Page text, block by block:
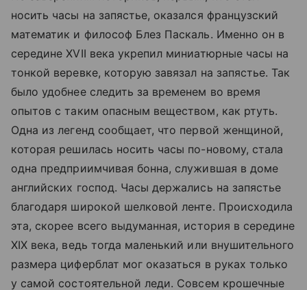
носить часы на запястье, оказался французский
математик и философ Блез Паскаль. Именно он в
середине XVII века укрепил миниатюрные часы на
тонкой веревке, которую завязал на запястье. Так
было удобнее следить за временем во время
опытов с таким опасным веществом, как ртуть.
Одна из легенд сообщает, что первой женщиной,
которая решилась носить часы по-новому, стала
одна предприимчивая бонна, служившая в доме
английских господ. Часы держались на запястье
благодаря широкой шелковой ленте. Происходила
эта, скорее всего выдуманная, история в середине
XIX века, ведь тогда маленький или внушительного
размера циферблат мог оказаться в руках только
у самой состоятельной леди. Совсем крошечные